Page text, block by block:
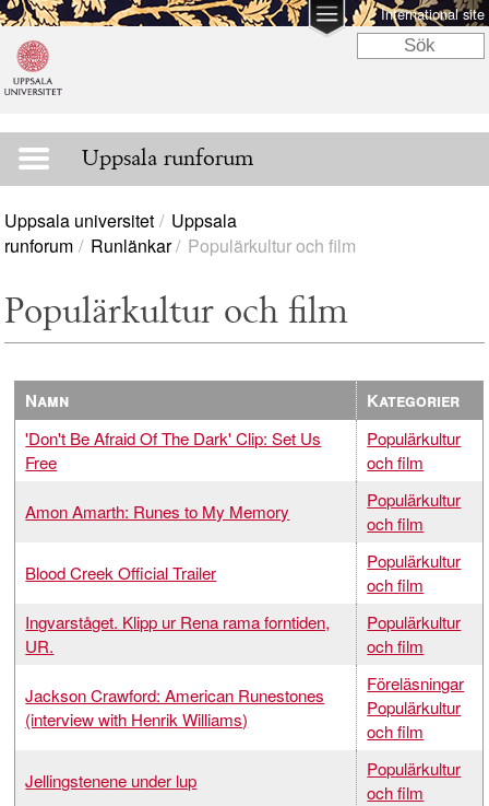
International site
Uppsala runforum
Uppsala universitet
Uppsala
runforum
Runlänkar Populärkultur och film
Populärkultur och film
Namn Kategorier
'Don't Be Afraid Of The Dark' Clip: Set Us
Free
Populärkultur
och film
Amon Amarth: Runes to My Memory
Populärkultur
och film
Blood Creek Official Trailer
Populärkultur
och film
Ingvarståget. Klipp ur Rena rama forntiden,
UR.
Populärkultur
och film
Jackson Crawford: American Runestones
(interview with Henrik Williams)
Föreläsningar
Populärkultur
och film
Jellingstenene under lup
Populärkultur
och film